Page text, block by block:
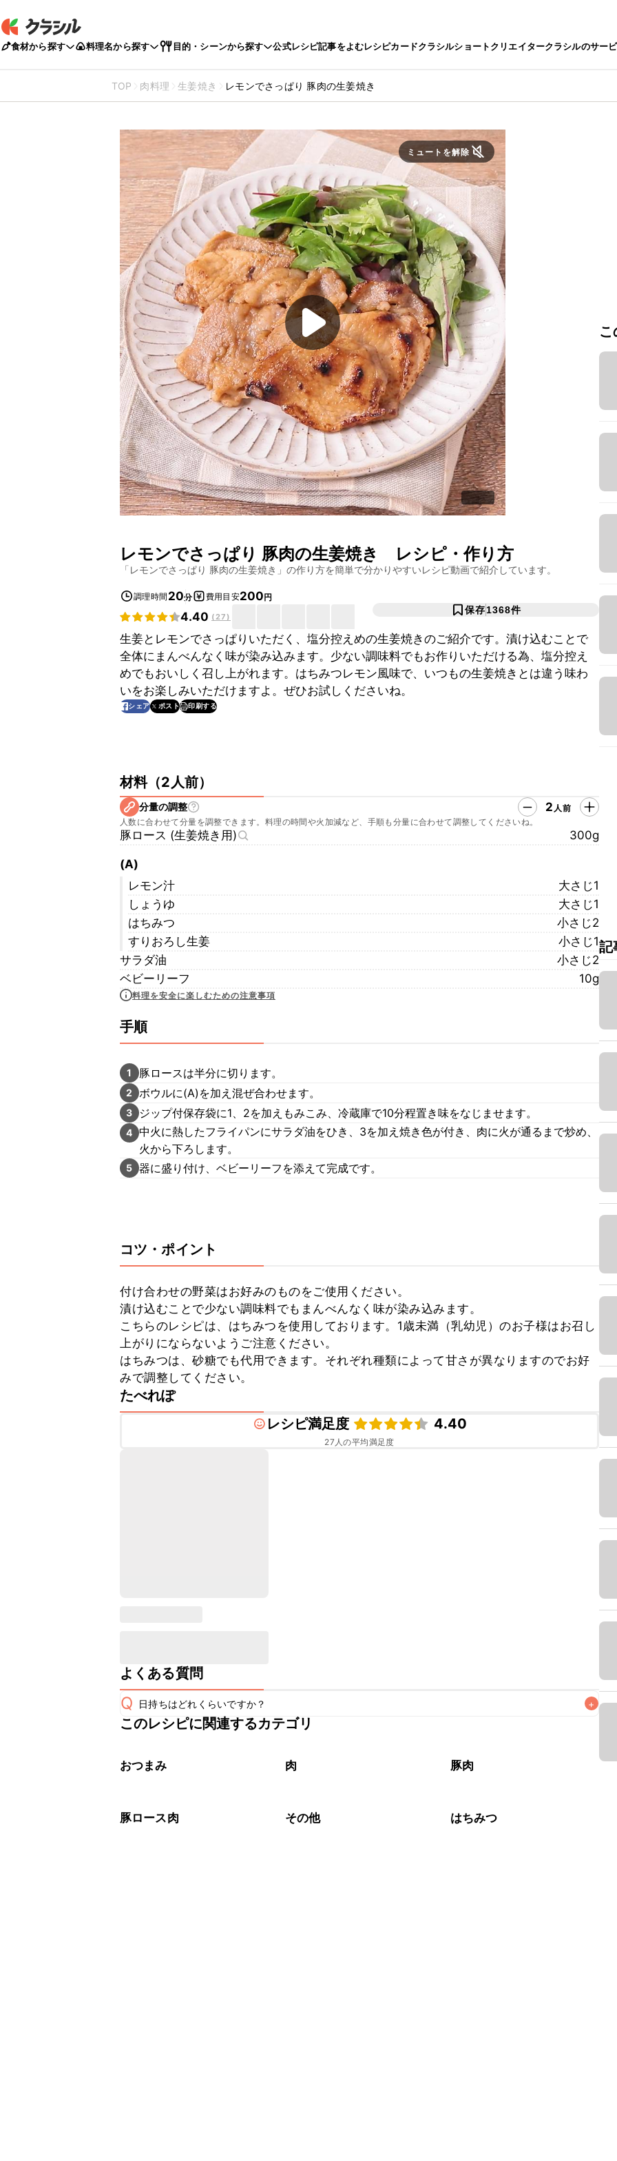
食材から探す 料理名から探す 目的・シーンから探す 公式レシピ記事をよむレシピカードクラシルショートクリエイタークラシルのサー
TOP 肉料理 生姜焼き レモンでさっぱり 豚肉の生姜焼き
ミュートを解除
レモンでさっぱり 豚肉の生姜焼き レシピ・作り方
「レモンでさっぱり 豚肉の生姜焼き 」の作り方を簡単で分かりやすいレシピ動画で紹介しています。
調理時間 20分 費用目安200円
4.40 (27)
保存1368件
生姜とレモンでさっぱりいただく、塩分控えめの生姜焼きのご紹介です。漬け込むことで
全体にまんべんなく味が染み込みます。少ない調味料でもお作りいただける為、塩分控え
めでもおいしく召し上がれます。はちみつレモン風味で、いつもの生姜焼きとは違う味わ
いをお楽しみいただけますよ。ぜひお試しくださいね。
シェア ポスト 印刷する
材料（2人前）
分量の調整 2 人前
人数に合わせて分量を調整できます。料理の時間や火加減など、手順も分量に合わせて調整してくださいね。
豚ロース (生姜焼き用) 300g
(A)
レモン汁
大さじ1
しょうゆ
大さじ1
はちみつ
小さじ2
すりおろし生姜
小さじ1
サラダ油
小さじ2
ベビーリーフ
10g
料理を安全に楽しむための注意事項
手順
1 豚ロースは半分に切ります。
2 ボウルに(A)を加え混ぜ合わせます。
3 ジップ付保存袋に1、2を加えもみこみ、冷蔵庫で10分程置き味をなじませます。
4 中火に熱したフライパンにサラダ油をひき、3を加え焼き色が付き、肉に火が通るまで炒め、
火から下ろします。
5 器に盛り付け、ベビーリーフを添えて完成です。
コツ・ポイント
付け合わせの野菜はお好みのものをご使用ください。
漬け込むことで少ない調味料でもまんべんなく味が染み込みます。
こちらのレシピは、はちみつを使用しております。1歳未満（乳幼児）のお子様はお召し
上がりにならないようご注意ください。
はちみつは、砂糖でも代用できます。それぞれ種類によって甘さが異なりますのでお好
みで調整してください。
たべれぽ
レシピ満足度
4.40
27 人の平均満足度
よくある質問
Q 日持ちはどれくらいですか？ +
保存期間は冷蔵で翌日中が目安です。なるべくお早めにお召し上がりください。
※日持ちは目安です。
このレシピに関連するカテゴリ
おつまみ 肉 豚肉
豚ロース肉 その他 はちみつ
記